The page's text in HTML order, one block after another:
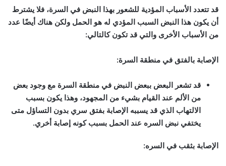
قد تتعدد الأسباب المؤدية للشعور بهذا النبض في السرة، فلا يشترط
أن يكون هذا النبض السبب المؤدي له هو الحمل ولكن هناك أيضًا عدد
من الأسباب الأخرى والتي قد تكون كالتالي:
الإصابة بالفتق في منطقة السرة:
قد تشعر البعض ببعض النبض في منطقة السرة مع وجود بعض
من الألم عند القيام بشيء من المجهود، وهذا يكون بسبب
الالتهاب الذي قد يسببه الإصابة بفتق سري بدون التساؤل متى
يختفي نبض السره عند الحمل بسبب كونه إصابة أخري.
الإصابة بثقب في السره: